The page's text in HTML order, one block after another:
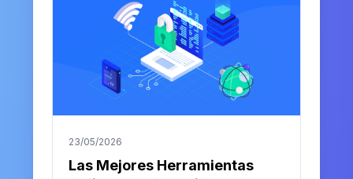
23/05/2026
Las Mejores Herramientas